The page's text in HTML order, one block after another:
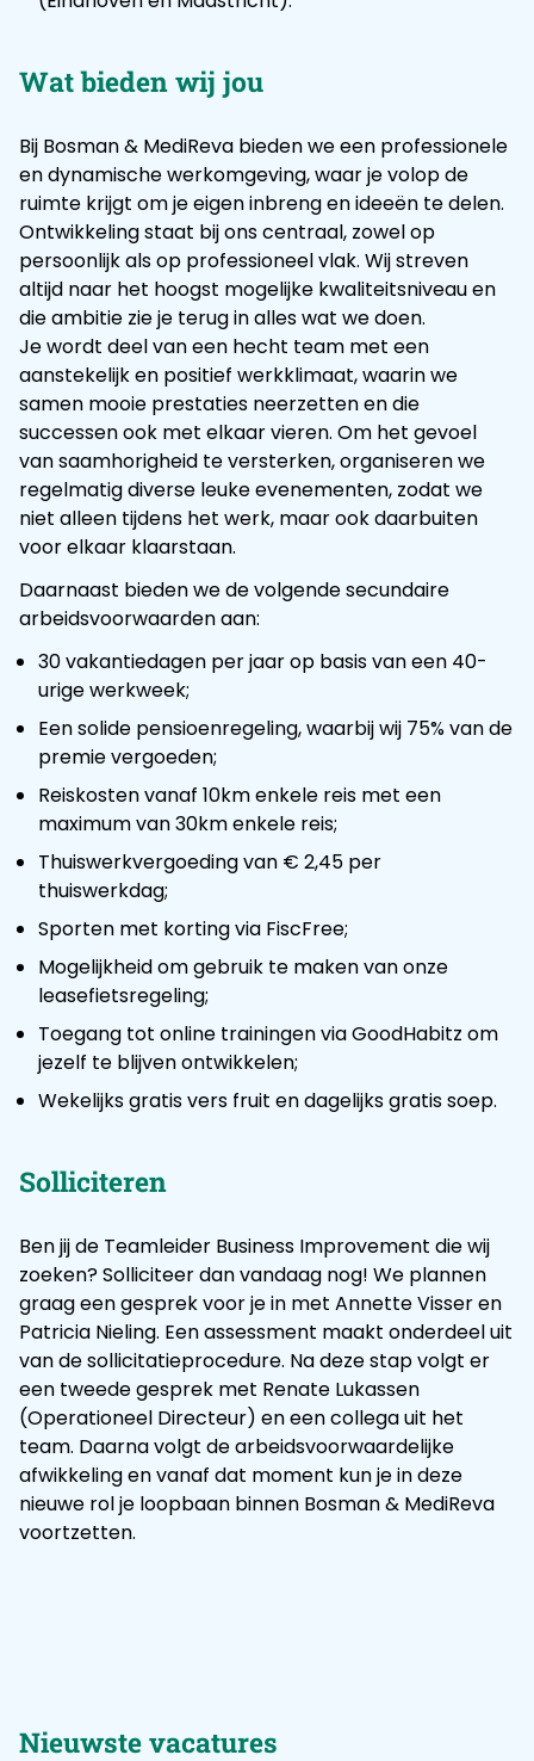
Wat bieden wij jou
Bij Bosman & MediReva bieden we een professionele
en dynamische werkomgeving, waar je volop de
ruimte krijgt om je eigen inbreng en ideeën te delen.
Ontwikkeling staat bij ons centraal, zowel op
persoonlijk als op professioneel vlak. Wij streven
altijd naar het hoogst mogelijke kwaliteitsniveau en
die ambitie zie je terug in alles wat we doen.
Je wordt deel van een hecht team met een
aanstekelijk en positief werkklimaat, waarin we
samen mooie prestaties neerzetten en die
successen ook met elkaar vieren. Om het gevoel
van saamhorigheid te versterken, organiseren we
regelmatig diverse leuke evenementen, zodat we
niet alleen tijdens het werk, maar ook daarbuiten
voor elkaar klaarstaan.
Daarnaast bieden we de volgende secundaire
arbeidsvoorwaarden aan:
30 vakantiedagen per jaar op basis van een 40-
urige werkweek;
Een solide pensioenregeling, waarbij wij 75% van de
premie vergoeden;
Reiskosten vanaf 10km enkele reis met een
maximum van 30km enkele reis;
Thuiswerkvergoeding van € 2,45 per
thuiswerkdag;
Sporten met korting via FiscFree;
Mogelijkheid om gebruik te maken van onze
leasefietsregeling;
Toegang tot online trainingen via GoodHabitz om
jezelf te blijven ontwikkelen;
Wekelijks gratis vers fruit en dagelijks gratis soep.
Solliciteren
Ben jij de Teamleider Business Improvement die wij
zoeken? Solliciteer dan vandaag nog! We plannen
graag een gesprek voor je in met Annette Visser en
Patricia Nieling. Een assessment maakt onderdeel uit
van de sollicitatieprocedure. Na deze stap volgt er
een tweede gesprek met Renate Lukassen
(Operationeel Directeur) en een collega uit het
team. Daarna volgt de arbeidsvoorwaardelijke
afwikkeling en vanaf dat moment kun je in deze
nieuwe rol je loopbaan binnen Bosman & MediReva
voortzetten.
Nieuwste vacatures